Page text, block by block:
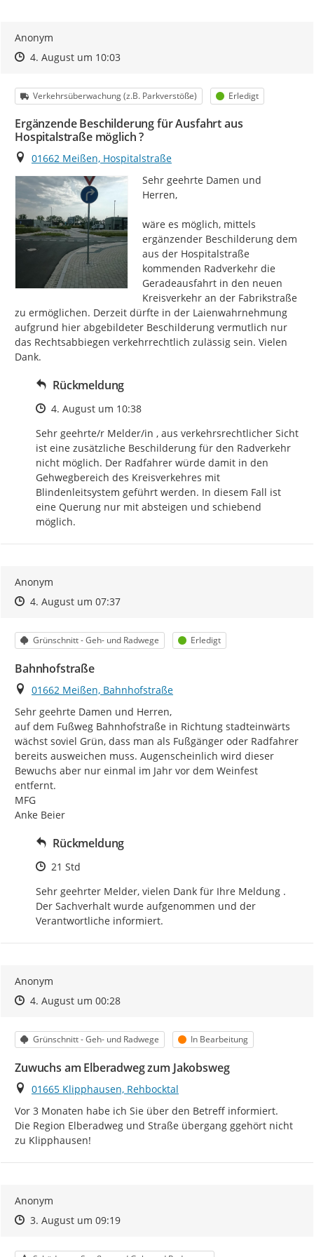
Anonym
Zeitpunkt des Erstellens
Zeitpunkt des Erstellens
4. August um 10:03Zur Äußerung
Kategorie
Verkehrsüberwachung (z.B. Parkverstöße) Status
Erledigt
Ergänzende Beschilderung für Ausfahrt aus
Hospitalstraße möglich ?
Ort
01662 Meißen, Hospitalstraße
Sehr geehrte Damen und
Herren,
wäre es möglich, mittels
ergänzender Beschilderung dem
aus der Hospitalstraße
kommenden Radverkehr die
Geradeausfahrt in den neuen
Kreisverkehr an der Fabrikstraße
zu ermöglichen. Derzeit dürfte in der Laienwahrnehmung
aufgrund hier abgebildeter Beschilderung vermutlich nur
das Rechtsabbiegen verkehrrechtlich zulässig sein. Vielen
Dank.
Rückmeldung
Zeitpunkt des Erstellens
4. August um 10:38
Sehr geehrte/r Melder/in , aus verkehrsrechtlicher Sicht
ist eine zusätzliche Beschilderung für den Radverkehr
nicht möglich. Der Radfahrer würde damit in den
Gehwegbereich des Kreisverkehres mit
Blindenleitsystem geführt werden. In diesem Fall ist
eine Querung nur mit absteigen und schiebend
möglich.
Anonym
Zeitpunkt des Erstellens
Zeitpunkt des Erstellens
4. August um 07:37Zur Äußerung
Kategorie
Grünschnitt - Geh- und Radwege Status
Erledigt
Bahnhofstraße
Ort
01662 Meißen, Bahnhofstraße
Sehr geehrte Damen und Herren,
auf dem Fußweg Bahnhofstraße in Richtung stadteinwärts
wächst soviel Grün, dass man als Fußgänger oder Radfahrer
bereits ausweichen muss. Augenscheinlich wird dieser
Bewuchs aber nur einmal im Jahr vor dem Weinfest
entfernt.
MFG
Anke Beier
Rückmeldung
Zeitpunkt des Erstellens
21 Std
Sehr geehrter Melder, vielen Dank für Ihre Meldung .
Der Sachverhalt wurde aufgenommen und der
Verantwortliche informiert.
Anonym
Zeitpunkt des Erstellens
Zeitpunkt des Erstellens
4. August um 00:28Zur Äußerung
Kategorie
Grünschnitt - Geh- und Radwege Status
In Bearbeitung
Zuwuchs am Elberadweg zum Jakobsweg
Ort
01665 Klipphausen, Rehbocktal
Vor 3 Monaten habe ich Sie über den Betreff informiert.
Die Region Elberadweg und Straße übergang ggehört nicht
zu Klipphausen!
Anonym
Zeitpunkt des Erstellens
Zeitpunkt des Erstellens
3. August um 09:19Zur Äußerung